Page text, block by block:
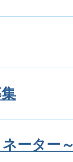
ーター